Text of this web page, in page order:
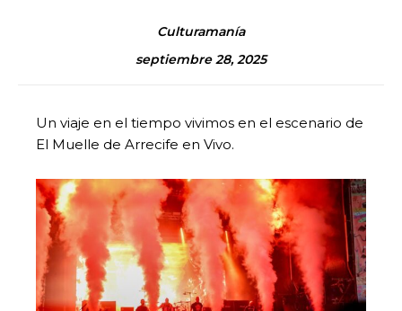
Culturamanía
septiembre 28, 2025
Un viaje en el tiempo vivimos en el escenario de
El Muelle de Arrecife en Vivo.